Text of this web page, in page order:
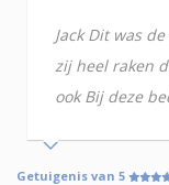
Jack Dit was
zij heel raken
ook Bij deze
Getuigenis van 5